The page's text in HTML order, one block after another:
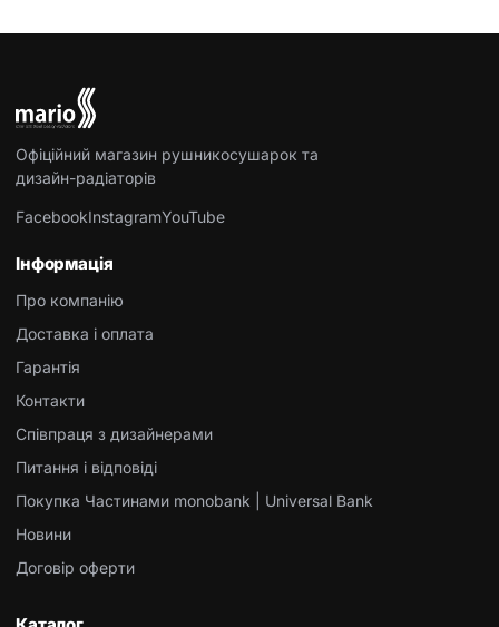
Офіційний магазин рушникосушарок та
дизайн-радіаторів
FacebookInstagramYouTube
Інформація
Про компанію
Доставка і оплата
Гарантія
Контакти
Співпраця з дизайнерами
Питання і відповіді
Покупка Частинами monobank | Universal Bank
Новини
Договір оферти